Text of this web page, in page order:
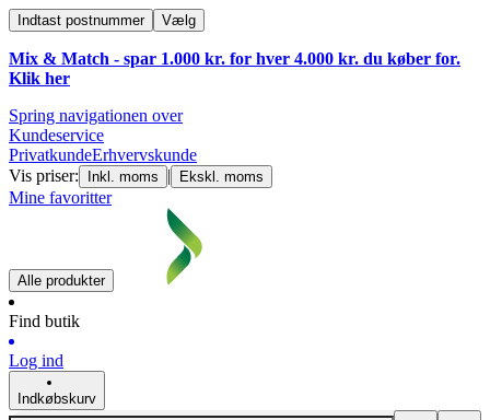
Indtast postnummer Vælg
Mix & Match - spar 1.000 kr. for hver 4.000 kr. du køber for.
Klik her
Spring navigationen over
Kundeservice
PrivatkundeErhvervskunde
Vis priser:
Inkl. moms | Ekskl. moms
Mine favoritter
Alle produkter
Find butik
Log ind
Indkøbskurv